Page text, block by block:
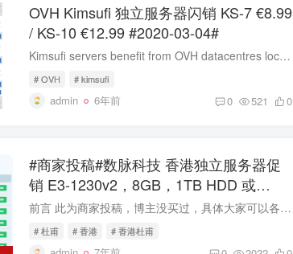
OVH Kimsufi 独立服务器闪销 KS-7 €8.99
/ KS-10 €12.99 #2020-03-04#
Kimsufi servers benefit from OVH datacentres located in North America and Europe, as well as the provider's own global fibre-optic network with anti-DDoS technology. The Kimsufi qu...
# OVH # kimsufi
admin 6年前 0 521 0
#商家投稿#数脉科技 香港独立服务器促
销 E3-1230v2，8GB，1TB HDD 或
240GB SSD，3 IP，5M宽带 450元/月 前言 此为商家投稿，博主没买过，具体大家可以各种搜索引擎搜索下口碑。 简介 数脉科技（Digital Pulse Technology Limited，香港CR编号 2830621），香港数据中心基础服务商，依托于Tier3+数据...
# 杜甫 # 香港 # 香港杜甫